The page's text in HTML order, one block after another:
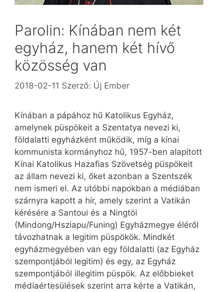
Parolin: Kínában nem két
egyház, hanem két hívő
közösség van
2018-02-11 Szerző: Új Ember
Kínában a pápához hű Katolikus Egyház,
amelynek püspökeit a Szentatya nevezi ki,
földalatti egyházként működik, míg a kínai
kommunista kormányhoz hű, 1957-ben alapított
Kínai Katolikus Hazafias Szövetség püspökeit
az állam nevezi ki, őket azonban a Szentszék
nem ismeri el. Az utóbbi napokban a médiában
szárnyra kapott a hír, amely szerint a Vatikán
kérésére a Santoui és a Ningtöi
(Mindong/Hsziapu/Funing) Egyházmegye éléről
távozhatnak a legitim püspökök. Mindkét
egyházmegyében van egy földalatti (az Egyház
szempontjából legitim) és egy, az Egyház
szempontjából illegitim püspök. Az előbbieket
médiaértesülések szerint arra kérte a Vatikán,